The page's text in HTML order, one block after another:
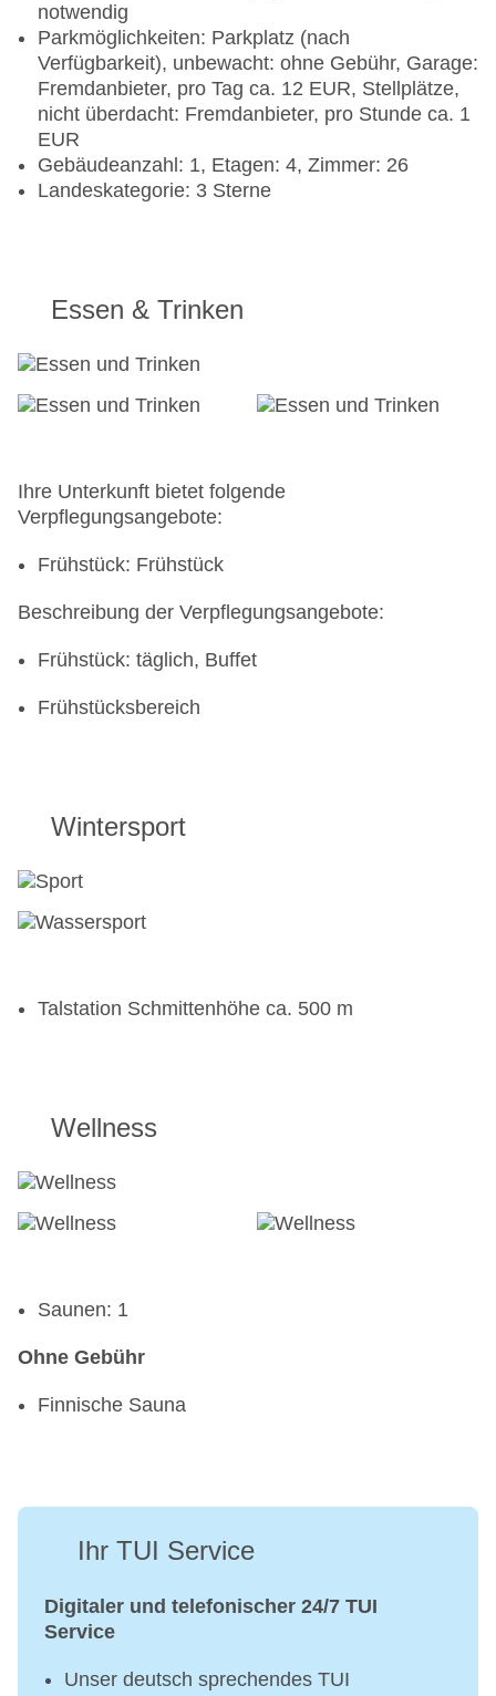
notwendig
Parkmöglichkeiten: Parkplatz (nach
Verfügbarkeit), unbewacht: ohne Gebühr, Garage:
Fremdanbieter, pro Tag ca. 12 EUR, Stellplätze,
nicht überdacht: Fremdanbieter, pro Stunde ca. 1
EUR
Gebäudeanzahl: 1, Etagen: 4, Zimmer: 26
Landeskategorie: 3 Sterne
Essen & Trinken
Ihre Unterkunft bietet folgende
Verpflegungsangebote:
Frühstück: Frühstück
Beschreibung der Verpflegungsangebote:
Frühstück: täglich, Buffet
Frühstücksbereich
Wintersport
Talstation Schmittenhöhe ca. 500 m
Wellness
Saunen: 1
Ohne Gebühr
Finnische Sauna
Ihr TUI Service
Digitaler und telefonischer 24/7 TUI
Service
Unser deutsch sprechendes TUI